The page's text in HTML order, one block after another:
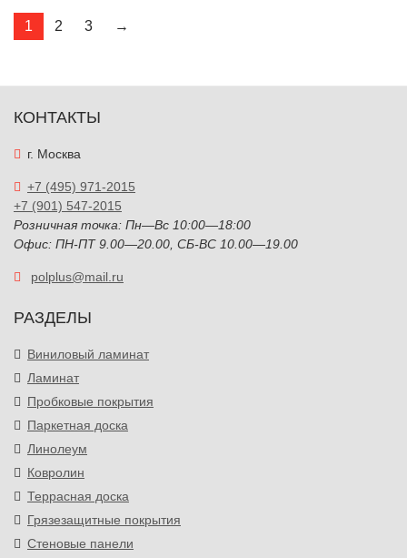
1 2 3 →
КОНТАКТЫ
г. Москва
+7 (495) 971-2015
+7 (901) 547-2015
Розничная точка: Пн—Вс 10:00—18:00
Офис: ПН-ПТ 9.00—20.00, СБ-ВС 10.00—19.00
polplus@mail.ru
РАЗДЕЛЫ
Виниловый ламинат
Ламинат
Пробковые покрытия
Паркетная доска
Линолеум
Ковролин
Террасная доска
Грязезащитные покрытия
Стеновые панели